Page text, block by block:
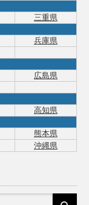
三重県
兵庫県
広島県
高知県
熊本県
沖縄県